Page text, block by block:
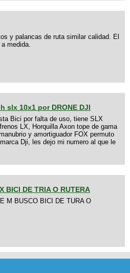
y palancas de ruta similar calidad. El
medida.
slx 10x1 por DRONE DJI
Bici por falta de uso, tiene SLX
LX, Horquilla Axon tope de gama
y amortiguador FOX permuto
Dji, les dejo mi numero al que le
BICI DE TRIA O RUTERA
M BUSCO BICI DE TURA O